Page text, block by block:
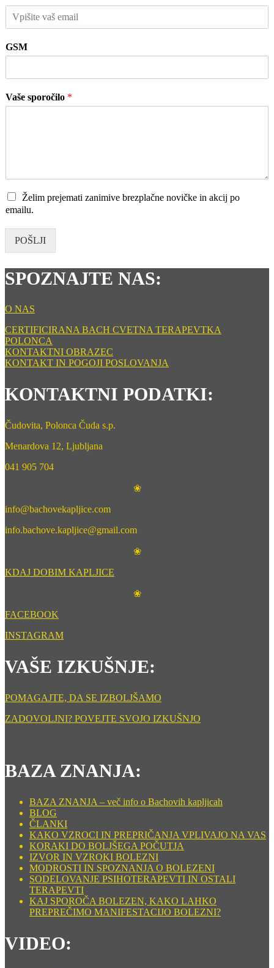
GSM
m
o
o
č
m
a
l
Vaše sporočilo *
Želim prejemati zanimive brezplačne novičke in akcij po
emailu.
POŠLJI
SPOZNAJTE NAS:
O NAS
CERTIFICIRANA BACH CVETNA TERAPEVTKA
POLONCA
KONTAKTNI OBRAZEC
KONTAKT IN POGOJI POSLOVANJA
KONTAKTNI PODATKI:
Čudovita, Polonca Čuda s.p.
Menardova 12, Ljubljana
041 905 704
❀
info@bachovekapljice.com
info.bachove.kapljice@gmail.com
❀
KDAJ DOBIM KAPLJICE
❀
FACEBOOK
INSTAGRAM
VAŠE IZKUŠNJE:
POMAGAJTE, DA SE IZBOLJŠAMO
ZADOVOLJNI? POVEJTE SVOJO IZKUŠNJO
BAZA ZNANJA:
BAZA ZNANJA – več info o Bachovih kapljicah
BLOG
ČLANKI
KAKO VZROCI IN PREPRIČANJA VPLIVAJO NA VAS
KORAKI DO BOLJŠEGA POČUTJA
IZVOR IN VZROKI BOLEZNI
MODROSTI IN SPOZNANJA O BOLEZENI
SODELOVANJE PSIHOTERAPEVTI IN OSTALI
TERAPEVTI
KAJ SPOROČA BOLEZEN, KAKO LAHKO
PREPREČIMO MANIFESTACIJO BOLEZNI?
VIDEO: